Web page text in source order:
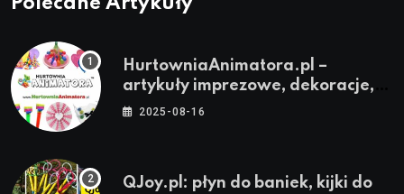
HurtowniaAnimatora.pl –
artykuły imprezowe, dekoracje,
stroje i akcesoria dla animatorów
2025-08-16
QJoy.pl: płyn do baniek, kijki do